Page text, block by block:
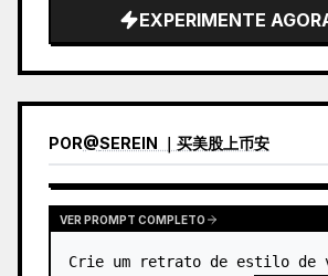
EXPERIMENTE
POR@SEREIN ｜买美股上币安
VER PROMPT COMPLETO
Crie um retrato de estilo de